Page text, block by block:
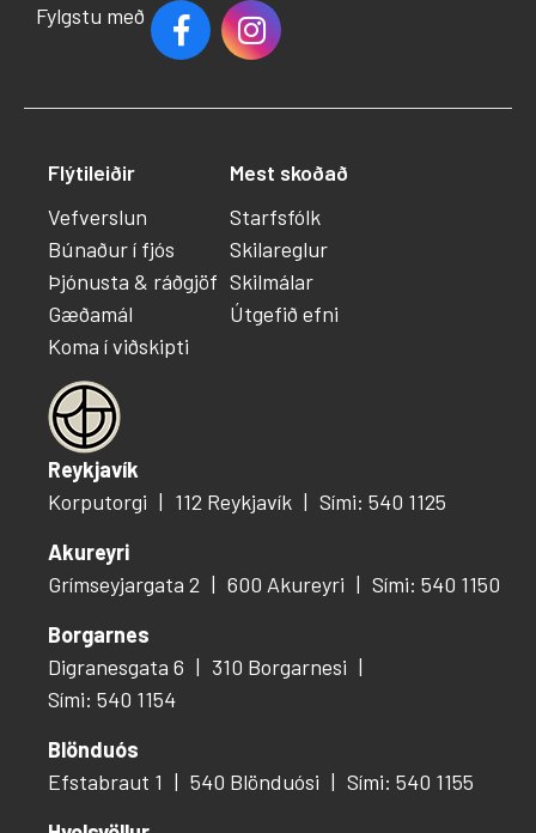
Fylgstu með
Reykjavík
Korputorgi
112 Reykjavík
Sími: 540 1125
Akureyri
Grímseyjargata 2
600 Akureyri
Sími: 540 1150
Borgarnes
Digranesgata 6
310 Borgarnesi
Sími: 540 1154
Blönduós
Efstabraut 1
540 Blönduósi
Sími: 540 1155
Flýtileiðir
Vefverslun
Búnaður í fjós
Þjónusta & ráðgjöf
Gæðamál
Koma í viðskipti
Mest skoðað
Starfsfólk
Skilareglur
Skilmálar
Útgefið efni